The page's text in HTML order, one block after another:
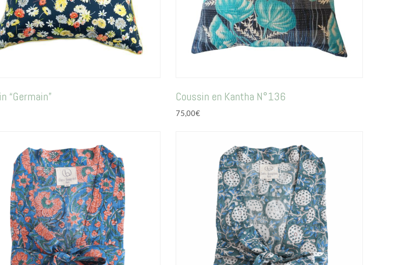
“Germain” Coussin en Kantha N°136
75,00€